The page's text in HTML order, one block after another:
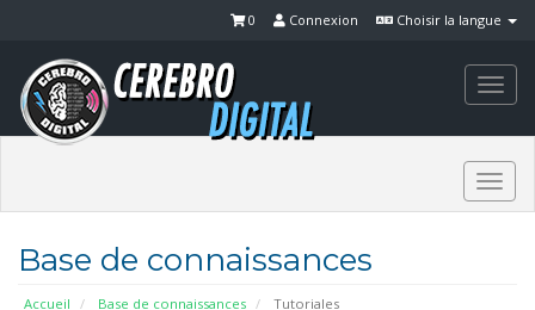
Choisir la langue
Connexion
0
Base de connaissances
Accueil Base de connaissances Tutoriales